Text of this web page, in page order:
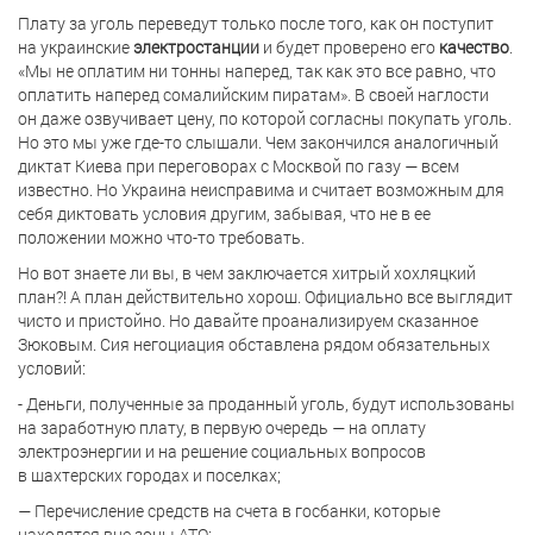
Плату за уголь переведут только после того, как он поступит
на украинскиеэлектростанции и будет проверено его качество
«Мы не оплатим ни тонны наперед, так как это все равно, что
оплатить наперед сомалийским пиратам». В своей наглости
он даже озвучивает цену, по которой согласны покупать уголь.
Но это мы уже где-то слышали. Чем закончился аналогичный
диктат Киева при переговорах с Москвой по газу — всем
известно. Но Украина неисправима и считает возможным для
себя диктовать условия другим, забывая, что не в ее
положении можно что-то требовать.
Но вот знаете ли вы, в чем заключается хитрый хохляцкий
план?! А план действительно хорош. Официально все выглядит
чисто и пристойно. Но давайте проанализируем сказанное
Зюковым. Сия негоциация обставлена рядом обязательных
условий:
- Деньги, полученные за проданный уголь, будут использованы
на заработную плату, в первую очередь — на оплату
электроэнергии и на решение социальных вопросов
в шахтерских городах и поселках;
— Перечисление средств на счета в госбанки, которые